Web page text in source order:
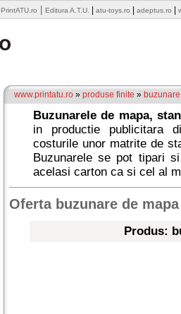
PrintATU.ro Editura A.T.U. atu-toys.ro adeptus.ro
www.printatu.ro » produse finite »
Buzunarele de mapa,
in productie publicitara
costurile unor matrite de
Buzunarele se pot tipari
acelasi carton ca si cel al
Oferta buzunare de mapa
Produs: